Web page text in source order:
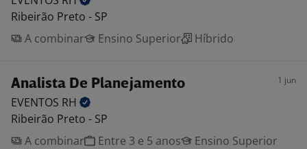
Ribeirão Preto - SP
A combinar
Ensino Superior Híbrido
Analista De Planejamento 1 jun
EVENTOS RH
Ribeirão Preto - SP
A combinar
Entre 3 e 5 anos
Ensino Superior